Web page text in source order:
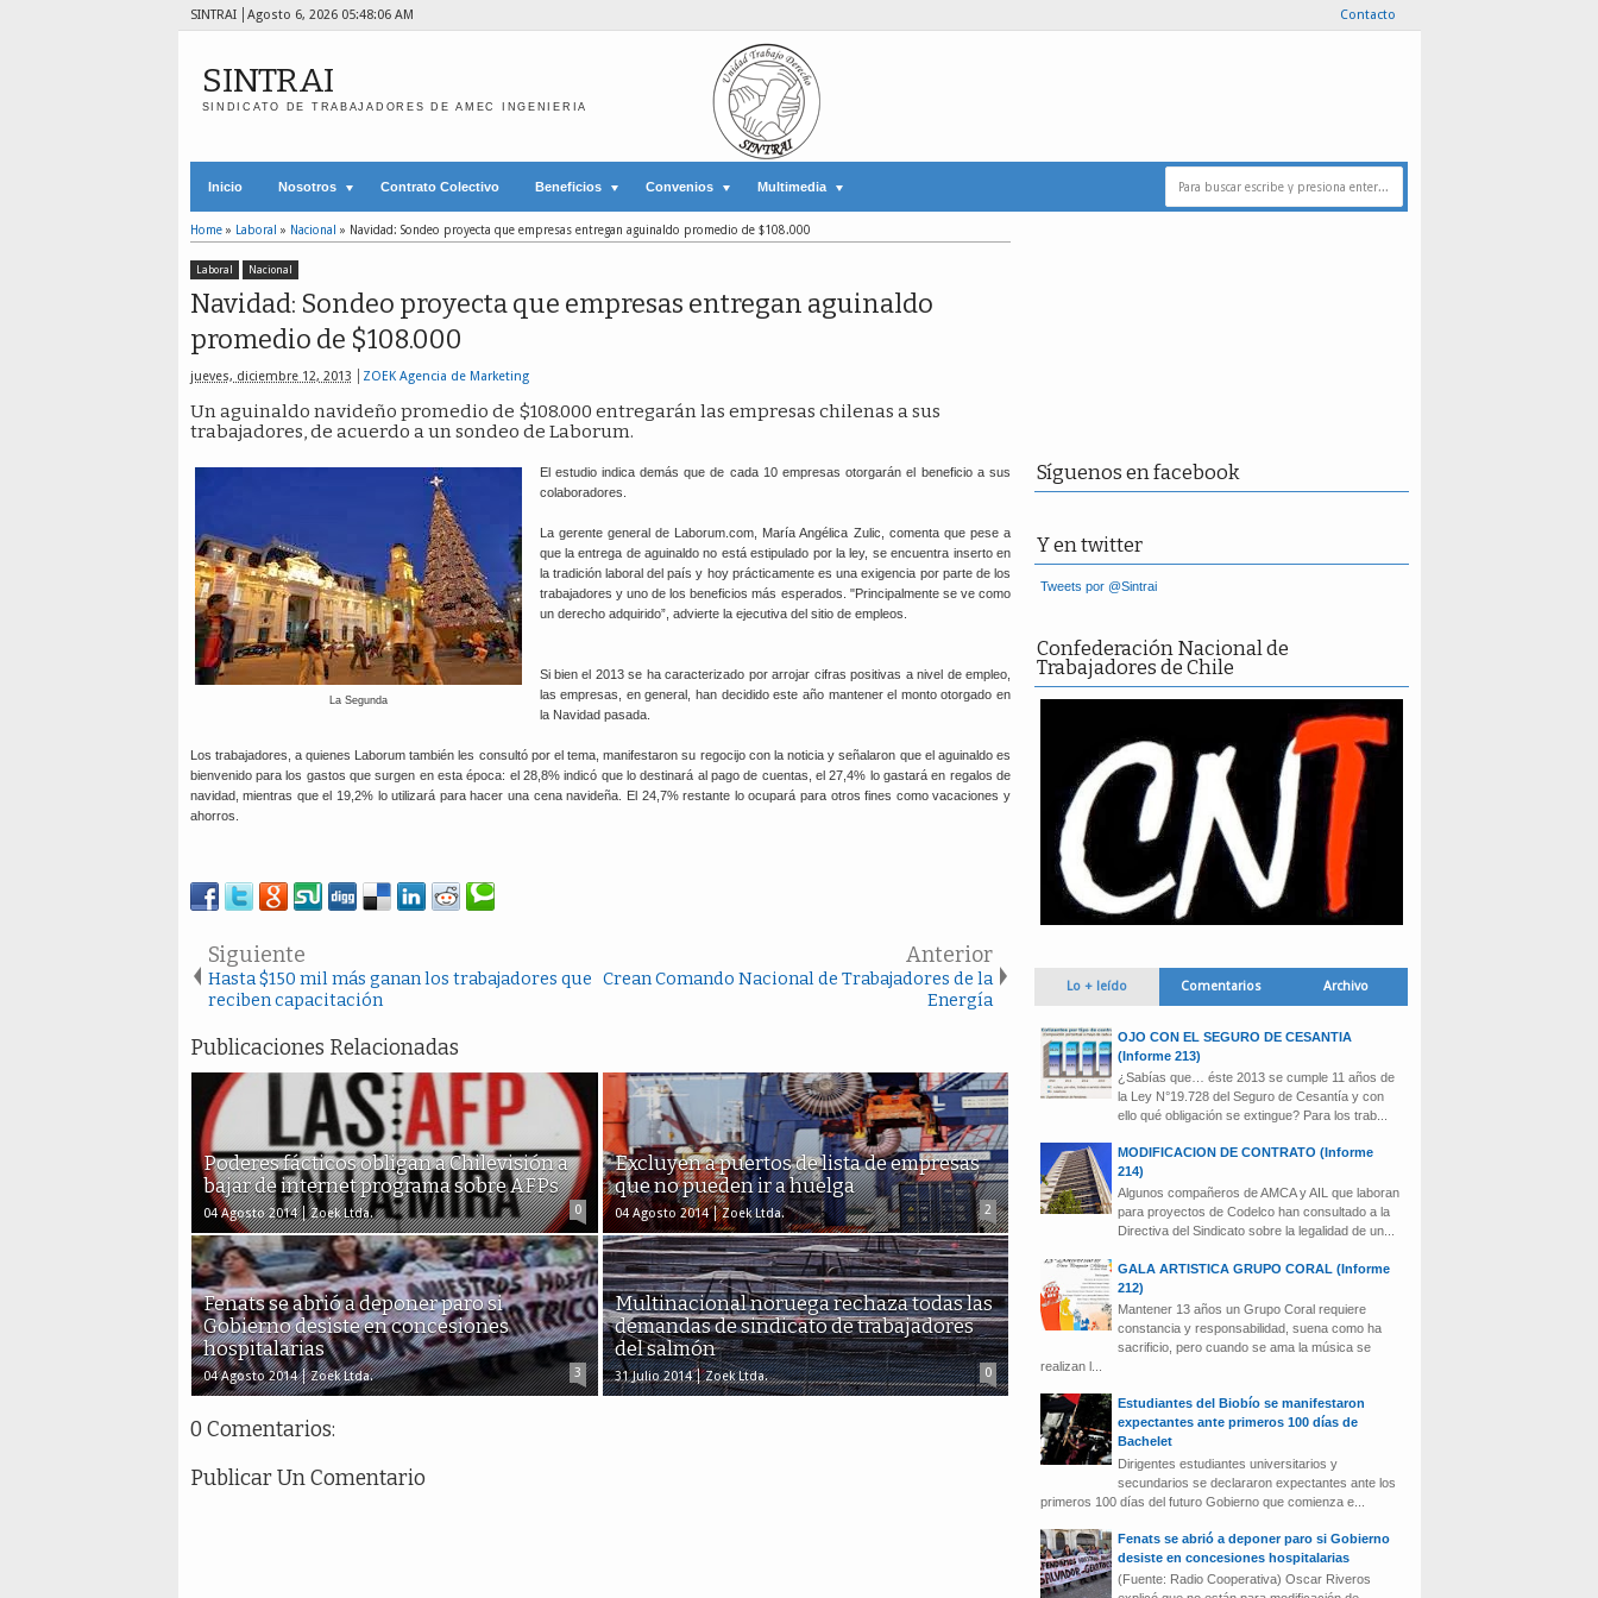
SINTRAI Agosto 6, 2026 05:48:07 AM Contacto
SINTRAI
SINDICATO DE TRABAJADORES DE AMEC INGENIERIA
Inicio Nosotros Contrato Colectivo Beneficios Convenios Multimedia
Home» Laboral » Nacional » Navidad: Sondeo proyecta que empresas entregan aguinaldo promedio de $108.000
Laboral Nacional
Navidad: Sondeo proyecta que empresas entregan aguinaldo
promedio de $108.000
jueves, diciembre 12, 2013 ZOEK Agencia de Marketing
Un aguinaldo navideño promedio de $108.000 entregarán las empresas chilenas a sus
trabajadores, de acuerdo a un sondeo de Laborum.
La Segunda
El estudio indica demás que de cada 10 empresas otorgarán el beneficio a sus
colaboradores.
La gerente general de Laborum.com, María Angélica Zulic, comenta que pese a
que la entrega de aguinaldo no está estipulado por la ley, se encuentra inserto en
la tradición laboral del país y hoy prácticamente es una exigencia por parte de los
trabajadores y uno de los beneficios más esperados. "Principalmente se ve como
un derecho adquirido”, advierte la ejecutiva del sitio de empleos.
Si bien el 2013 se ha caracterizado por arrojar cifras positivas a nivel de empleo,
las empresas, en general, han decidido este año mantener el monto otorgado en
la Navidad pasada.
Los trabajadores, a quienes Laborum también les consultó por el tema, manifestaron su regocijo con la noticia y señalaron que el aguinaldo es
bienvenido para los gastos que surgen en esta época: el 28,8% indicó que lo destinará al pago de cuentas, el 27,4% lo gastará en regalos de
navidad, mientras que el 19,2% lo utilizará para hacer una cena navideña. El 24,7% restante lo ocupará para otros fines como vacaciones y
ahorros.
Siguiente
Hasta $150 mil más ganan los trabajadores que
reciben capacitación
Anterior
Crean Comando Nacional de Trabajadores de la
Energía
Publicaciones Relacionadas
Poderes fácticos obligan a Chilevisión a
bajar de internet programa sobre AFPs
04 Agosto 2014 Zoek Ltda. 0
Excluyen a puertos de lista de empresas
que no pueden ir a huelga
04 Agosto 2014 Zoek Ltda. 2
Fenats se abrió a deponer paro si
Gobierno desiste en concesiones
hospitalarias
04 Agosto 2014 Zoek Ltda. 3
Multinacional noruega rechaza todas las
demandas de sindicato de trabajadores
del salmón
31 Julio 2014 Zoek Ltda. 0
0 Comentarios:
Publicar Un Comentario
Síguenos en facebook
Y en twitter
Tweets por @Sintrai
Confederación Nacional de
Trabajadores de Chile
Lo + leído Comentarios Archivo
OJO CON EL SEGURO DE CESANTIA
(Informe 213)
¿Sabías que… éste 2013 se cumple 11 años de
la Ley N°19.728 del Seguro de Cesantía y con
ello qué obligación se extingue? Para los trab...
MODIFICACION DE CONTRATO (Informe
214)
Algunos compañeros de AMCA y AIL que laboran
para proyectos de Codelco han consultado a la
Directiva del Sindicato sobre la legalidad de un...
GALA ARTISTICA GRUPO CORAL (Informe
212)
Mantener 13 años un Grupo Coral requiere
constancia y responsabilidad, suena como ha
sacrificio, pero cuando se ama la música se
realizan l...
Estudiantes del Biobío se manifestaron
expectantes ante primeros 100 días de
Bachelet
Dirigentes estudiantes universitarios y
secundarios se declararon expectantes ante los
primeros 100 días del futuro Gobierno que comienza e...
Fenats se abrió a deponer paro si Gobierno
desiste en concesiones hospitalarias
(Fuente: Radio Cooperativa) Oscar Riveros